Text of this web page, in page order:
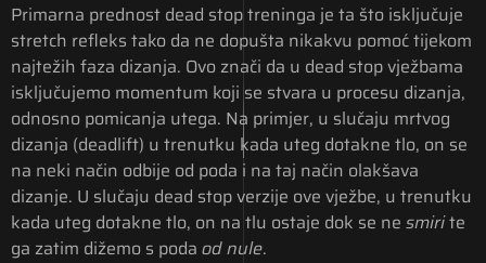
Primarna prednost dead stop treninga je ta što isključuje
stretch refleks tako da ne dopušta nikakvu pomoć tijekom
najtežih faza dizanja. Ovo znači da u dead stop vježbama
isključujemo momentum koji se stvara u procesu dizanja,
odnosno pomicanja utega. Na primjer, u slučaju mrtvog
dizanja (deadlift) u trenutku kada uteg dotakne tlo, on se
na neki način odbije od poda i na taj način olakšava
dizanje. U slučaju dead stop verzije ove vježbe, u trenutku
kada uteg dotakne tlo, on na tlu ostaje dok se ne smirite
ga zatim dižemo s poda od nule.